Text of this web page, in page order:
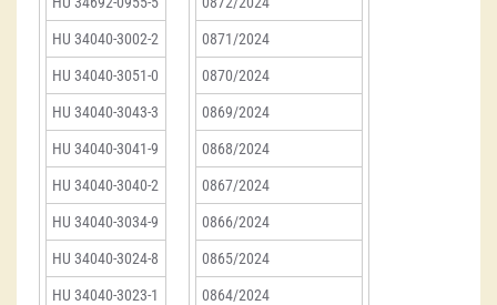
HU 34040-3002-2
HU 34040-3051-0
HU 34040-3043-3
HU 34040-3041-9
HU 34040-3040-2
HU 34040-3034-9
HU 34040-3024-8
HU 34040-3023-1
0871/2024
0870/2024
0869/2024
0868/2024
0867/2024
0866/2024
0865/2024
0864/2024